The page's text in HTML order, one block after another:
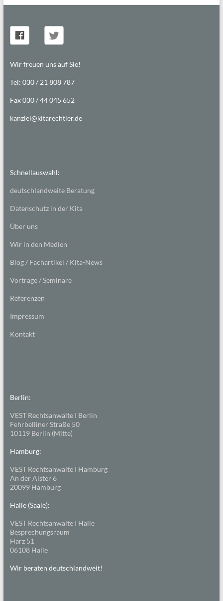
Wir freuen uns auf Sie!
Tel: 030 / 21 808 787
Fax 030 / 44 045 652
kanzlei@kitarechtler.de
Schnellauswahl:
deutschlandweite Beratung
Datenschutz in der Kita
Über uns
Wir in den Medien
Blog / Fachartikel / Kita-News
Vorträge / Seminare
Referenzen
Impressum
Kontakt
Berlin:
VEST Rechtsanwälte I Berlin
Fehrbelliner Straße 50
10119 Berlin (Mitte)
Hamburg:
VEST Rechtsanwälte I Hamburg
An der Alster 6
20099 Hamburg
Halle (Saale):
VEST Rechtsanwälte I Halle
Besprechungsraum
Harz 51
06108 Halle
Wir beraten deutschlandweit!